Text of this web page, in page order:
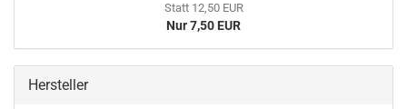
Statt 12,50 EUR
Nur 7,50 EUR
Hersteller